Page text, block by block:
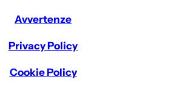
Avvertenze
Privacy Policy
Cookie Policy